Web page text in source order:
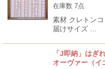
在庫数 7点
素材 クレトン
届けサイズ …
「J即納」はぎ
オーヴァー（イ